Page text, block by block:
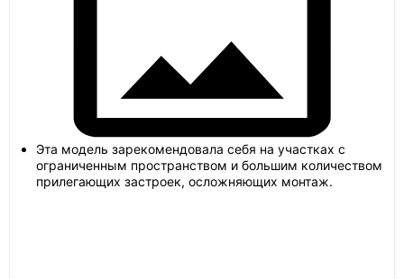
Эта модель зарекомендовала себя на участках с
ограниченным пространством и большим количеством
прилегающих застроек, осложняющих монтаж.